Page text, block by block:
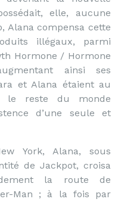
elle, aucune
Alana compensa cette
illégaux, parmi
Hormone / Hormone
ainsi ses
et Alana étaient au
le reste du monde
d’une seule et
York, Alana, sous
de Jackpot, croisa
la route de
Man ; à la fois par